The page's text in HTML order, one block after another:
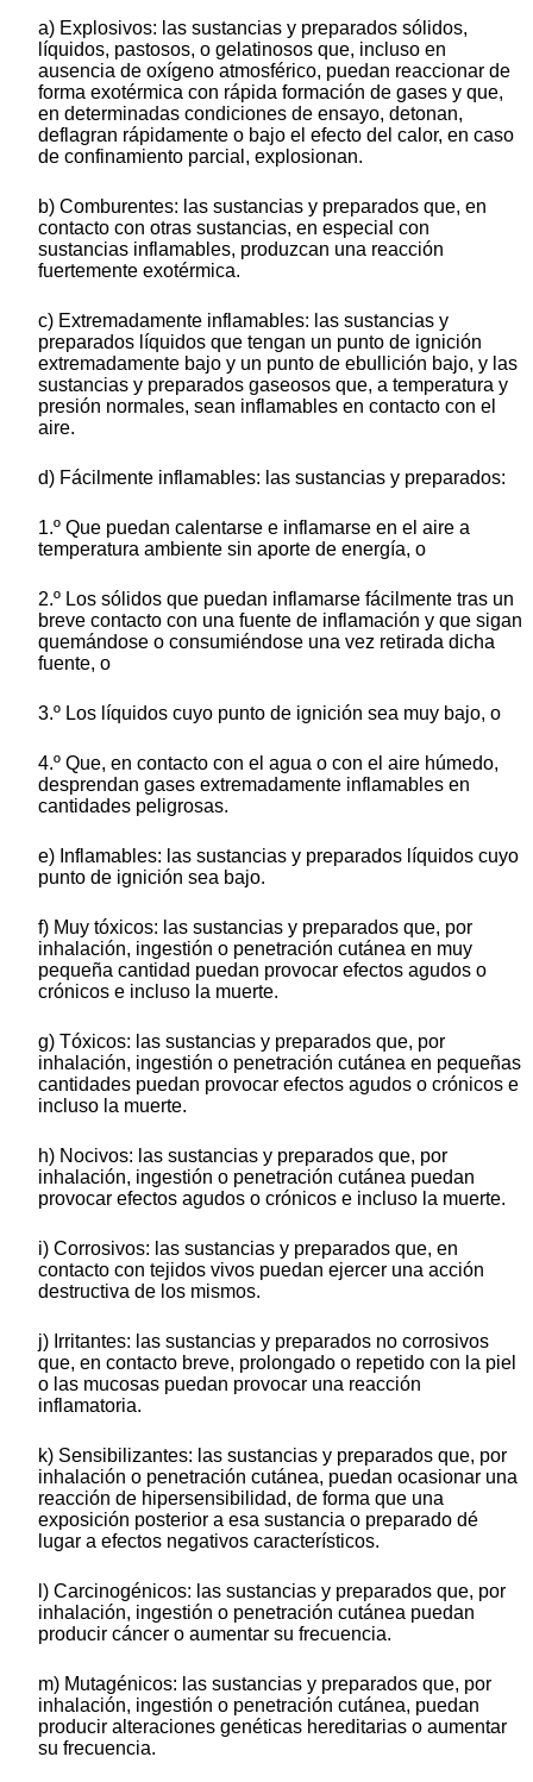
a) Explosivos: las sustancias y preparados sólidos,
líquidos, pastosos, o gelatinosos que, incluso en
ausencia de oxígeno atmosférico, puedan reaccionar de
forma exotérmica con rápida formación de gases y que,
en determinadas condiciones de ensayo, detonan,
deflagran rápidamente o bajo el efecto del calor, en caso
de confinamiento parcial, explosionan.
b) Comburentes: las sustancias y preparados que, en
contacto con otras sustancias, en especial con
sustancias inflamables, produzcan una reacción
fuertemente exotérmica.
c) Extremadamente inflamables: las sustancias y
preparados líquidos que tengan un punto de ignición
extremadamente bajo y un punto de ebullición bajo, y las
sustancias y preparados gaseosos que, a temperatura y
presión normales, sean inflamables en contacto con el
aire.
d) Fácilmente inflamables: las sustancias y preparados:
1.º Que puedan calentarse e inflamarse en el aire a
temperatura ambiente sin aporte de energía, o
2.º Los sólidos que puedan inflamarse fácilmente tras un
breve contacto con una fuente de inflamación y que sigan
quemándose o consumiéndose una vez retirada dicha
fuente, o
3.º Los líquidos cuyo punto de ignición sea muy bajo, o
4.º Que, en contacto con el agua o con el aire húmedo,
desprendan gases extremadamente inflamables en
cantidades peligrosas.
e) Inflamables: las sustancias y preparados líquidos cuyo
punto de ignición sea bajo.
f) Muy tóxicos: las sustancias y preparados que, por
inhalación, ingestión o penetración cutánea en muy
pequeña cantidad puedan provocar efectos agudos o
crónicos e incluso la muerte.
g) Tóxicos: las sustancias y preparados que, por
inhalación, ingestión o penetración cutánea en pequeñas
cantidades puedan provocar efectos agudos o crónicos e
incluso la muerte.
h) Nocivos: las sustancias y preparados que, por
inhalación, ingestión o penetración cutánea puedan
provocar efectos agudos o crónicos e incluso la muerte.
i) Corrosivos: las sustancias y preparados que, en
contacto con tejidos vivos puedan ejercer una acción
destructiva de los mismos.
j) Irritantes: las sustancias y preparados no corrosivos
que, en contacto breve, prolongado o repetido con la piel
o las mucosas puedan provocar una reacción
inflamatoria.
k) Sensibilizantes: las sustancias y preparados que, por
inhalación o penetración cutánea, puedan ocasionar una
reacción de hipersensibilidad, de forma que una
exposición posterior a esa sustancia o preparado dé
lugar a efectos negativos característicos.
l) Carcinogénicos: las sustancias y preparados que, por
inhalación, ingestión o penetración cutánea puedan
producir cáncer o aumentar su frecuencia.
m) Mutagénicos: las sustancias y preparados que, por
inhalación, ingestión o penetración cutánea, puedan
producir alteraciones genéticas hereditarias o aumentar
su frecuencia.